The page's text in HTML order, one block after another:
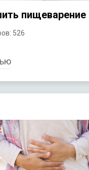
пищеварение
526